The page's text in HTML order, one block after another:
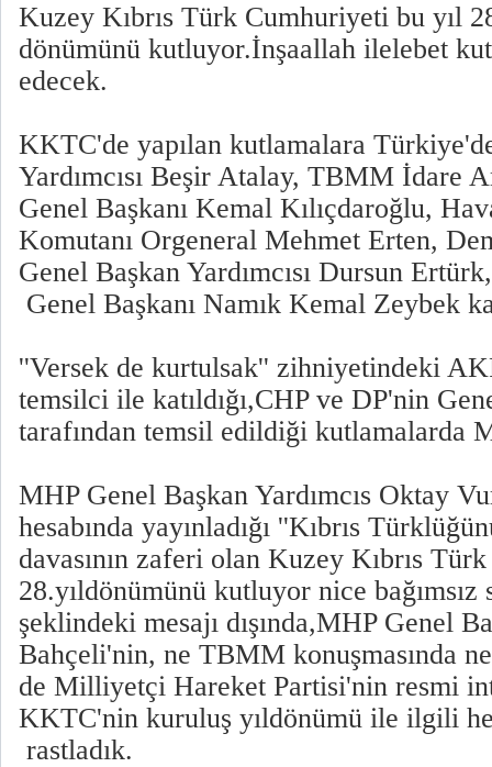
Kuzey Kıbrıs Türk Cumhuriyeti bu yıl
dönümünü kutluyor.İnşaallah ilelebet
edecek.
KKTC'de yapılan kutlamalara
Yardımcısı Beşir Atalay, TBMM İdare
Genel Başkanı Kemal Kılıçdaroğlu,
Komutanı Orgeneral Mehmet Erten,
Genel Başkan Yardımcısı Dursun
Genel Başkanı Namık Kemal Zeybek
''Versek de kurtulsak'' zihniyetindeki
temsilci ile katıldığı,CHP ve DP'nin
tarafından temsil edildiği kutlamalarda
MHP Genel Başkan Yardımcıs Oktay
hesabında yayınladığı ''Kıbrıs
davasının zaferi olan Kuzey Kıbrıs
28.yıldönümünü kutluyor nice
şeklindeki mesajı dışında,MHP Genel
Bahçeli'nin, ne TBMM konuşmasında
de Milliyetçi Hareket Partisi'nin resmi
KKTC'nin kuruluş yıldönümü ile ilgili
rastladık.